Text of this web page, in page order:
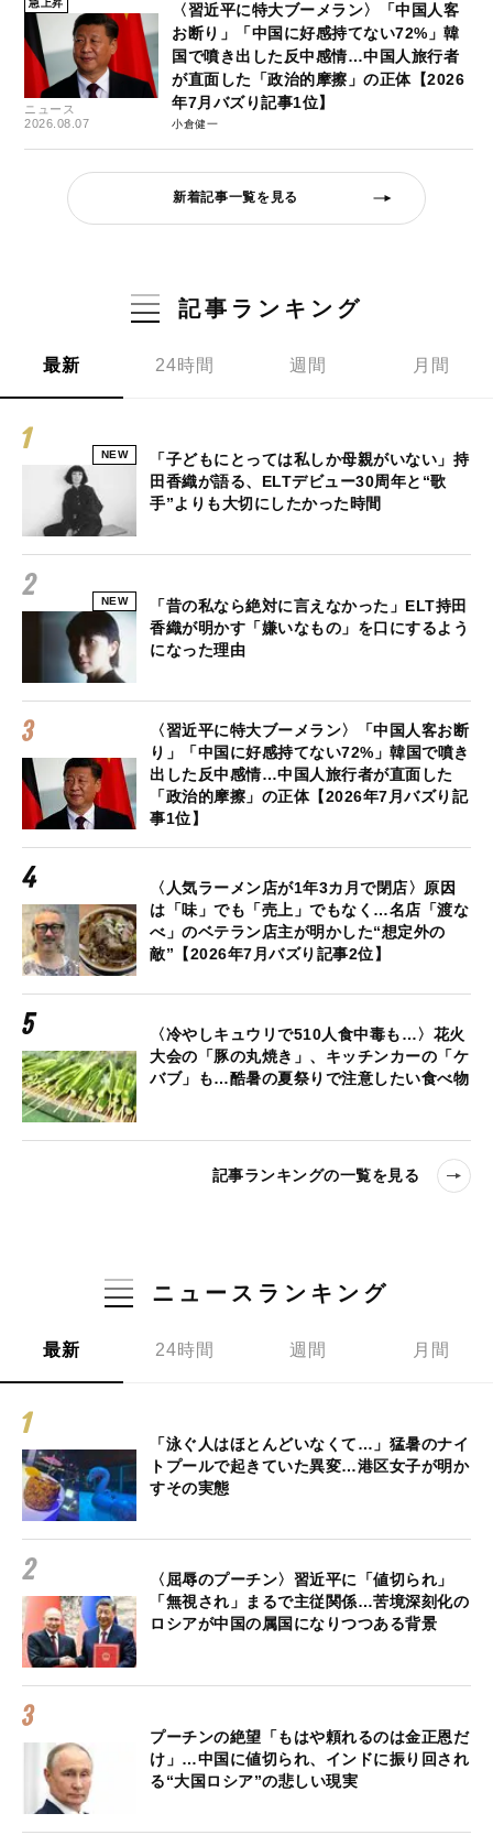
急上昇
ニュース
2026.08.07
〈習近平に特大ブーメラン〉「中国人客
お断り」「中国に好感持てない72%」韓
国で噴き出した反中感情…中国人旅行者
が直面した「政治的摩擦」の正体【2026
年7月バズり記事1位】
小倉健一
新着記事一覧を見る
記事ランキング
最新 24時間 週間 月間
NEW
「子どもにとっては私しか母親がいない」持
田香織が語る、ELTデビュー30周年と“歌
手”よりも大切にしたかった時間
NEW
「昔の私なら絶対に言えなかった」ELT持田
香織が明かす「嫌いなもの」を口にするよう
になった理由
〈習近平に特大ブーメラン〉「中国人客お断
り」「中国に好感持てない72%」韓国で噴き
出した反中感情…中国人旅行者が直面した
「政治的摩擦」の正体【2026年7月バズり記
事1位】
〈人気ラーメン店が1年3カ月で閉店〉原因
は「味」でも「売上」でもなく…名店「渡な
べ」のベテラン店主が明かした“想定外の
敵”【2026年7月バズり記事2位】
〈冷やしキュウリで510人食中毒も…〉花火
大会の「豚の丸焼き」、キッチンカーの「ケ
バブ」も…酷暑の夏祭りで注意したい食べ物
記事ランキングの一覧を見る
ニュースランキング
最新 24時間 週間 月間
「泳ぐ人はほとんどいなくて…」猛暑のナイ
トプールで起きていた異変…港区女子が明か
すその実態
〈屈辱のプーチン〉習近平に「値切られ」
「無視され」まるで主従関係…苦境深刻化の
ロシアが中国の属国になりつつある背景
プーチンの絶望「もはや頼れるのは金正恩だ
け」…中国に値切られ、インドに振り回され
る“大国ロシア”の悲しい現実